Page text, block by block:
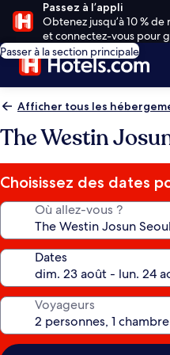
Passez à l’appli
Obtenez jusqu’à 10 %
et connectez-vous pour
Passer à la section principale
Afficher tous les
The Westin
Choisissez des dates
Où allez-vous ?
Dates
Voyageurs